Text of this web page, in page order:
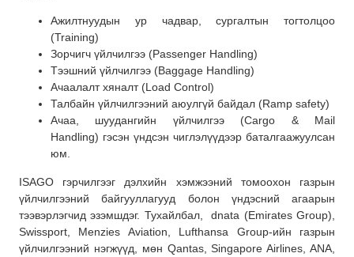
Ажилтнуудын ур чадвар, сургалтын тогтолцоо
(Training)
Зорчигч үйлчилгээ (Passenger Handling)
Тээшний үйлчилгээ (Baggage Handling)
Ачаалалт хяналт (Load Control)
Талбайн үйлчилгээний аюулгүй байдал (Ramp safety)
Ачаа, шуудангийн үйлчилгээ (Cargo & Mail
Handling) гэсэн үндсэн чиглэлүүдээр баталгаажуулсан
юм.
ISAGO гэрчилгээг дэлхийн хэмжээний томоохон газрын
үйлчилгээний байгууллагууд болон үндэсний агаарын
тээвэрлэгчид эзэмшдэг. Тухайлбал,
dnata (Emirates Group),
Swissport, Menzies Aviation, Lufthansa Group-ийн газрын
үйлчилгээний нэгжүүд, мөн Qantas, Singapore Airlines, ANA,